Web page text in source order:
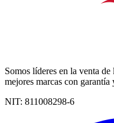
Somos líderes en la venta
mejores marcas con
NIT: 811008298-6